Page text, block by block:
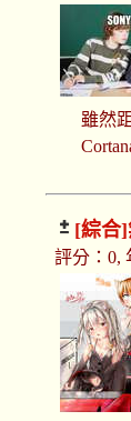
雖然
[綜合]
評分：0,